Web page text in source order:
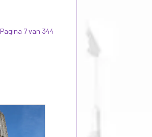
Pagina 7 van 344